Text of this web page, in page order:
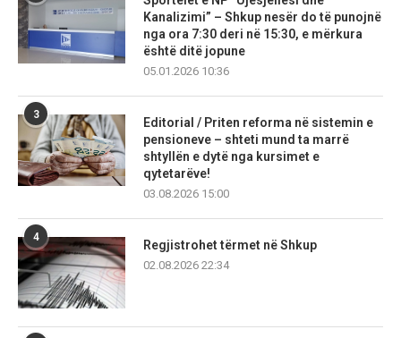
Kanalizimi” – Shkup nesër do të punojnë
nga ora 7:30 deri në 15:30, e mërkura
është ditë jopune
05.01.2026 10:36
3
Editorial / Priten reforma në sistemin e
pensioneve – shteti mund ta marrë
shtyllën e dytë nga kursimet e
qytetarëve!
03.08.2026 15:00
4
Regjistrohet tërmet në Shkup
02.08.2026 22:34